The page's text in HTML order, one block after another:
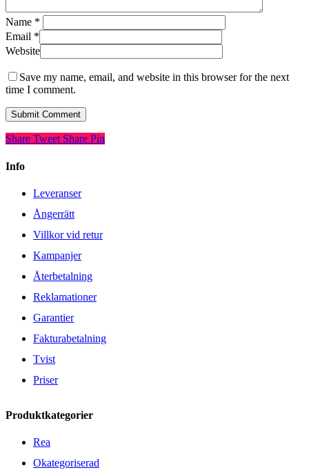
Name *
Email *
Website
Save my name, email, and website in this browser for the next
time I comment.
Share Tweet Share Pin
Info
Leveranser
Ångerrätt
Villkor vid retur
Kampanjer
Återbetalning
Reklamationer
Garantier
Fakturabetalning
Tvist
Priser
Produktkategorier
Rea
Okategoriserad